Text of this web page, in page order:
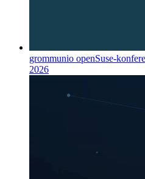
grommunio openSuse-
2026